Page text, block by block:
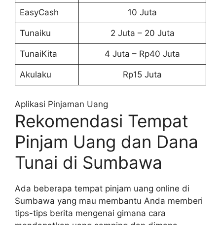
EasyCash 10 Juta
Tunaiku 2 Juta – 20 Juta
TunaiKita 4 Juta – Rp40 Juta
Akulaku Rp15 Juta
Aplikasi Pinjaman Uang
Rekomendasi Tempat
Pinjam Uang dan Dana
Tunai di Sumbawa
Ada beberapa tempat pinjam uang online di
Sumbawa yang mau membantu Anda memberi
tips-tips berita mengenai gimana cara